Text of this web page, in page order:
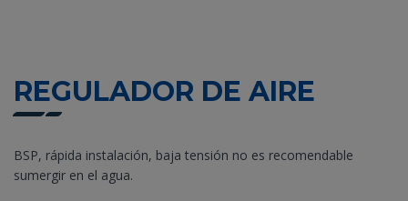
REGULADOR DE AIRE
BSP, rápida instalación, baja tensión no es recomendable
sumergir en el agua.